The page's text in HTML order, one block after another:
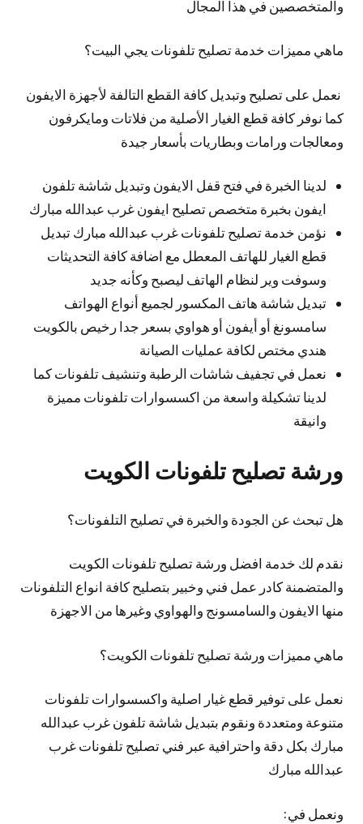
والمتخصصين في هذا المجال
ماهي مميزات خدمة تصليح تلفونات يجي البيت؟
نعمل على تصليح وتبديل كافة القطع التالفة لأجهزة الايفون
كما نوفر كافة قطع الغيار الأصلية من فلاتات ومايكرفون
ومعالجات ورامات وبطاريات بأسعار جيدة
لدينا الخبرة في فتح قفل الايفون وتبديل شاشة تلفون
ايفون بخبرة متخصص تصليح ايفون غرب عبدالله مبارك
نؤمن خدمة تصليح تلفونات غرب عبدالله مبارك تبديل
قطع الغيار للهاتف المعطل مع اضافة كافة التحديثات
وسوفت وير لنظام الهاتف ليصبح وكأنه جديد
تبديل شاشة هاتف المكسور لجميع أنواع الهواتف
سامسونغ أو أيفون أو هواوي بسعر جدا رخيص بالكويت
هندي مختص لكافة عمليات الصيانة
نعمل في تجفيف شاشات الرطبة وتنشيف تلفونات كما
لدينا تشكيلة واسعة من اكسسوارات تلفونات مميزة
وانيقة
ورشة تصليح تلفونات الكويت
هل تبحث عن الجودة والخبرة في تصليح التلفونات؟
نقدم لك خدمة افضل ورشة تصليح تلفونات الكويت
والمتضمنة كادر عمل فني وخبير بتصليح كافة انواع التلفونات
منها الايفون والسامسونج والهواوي وغيرها من الاجهزة
ماهي مميزات ورشة تصليح تلفونات الكويت؟
نعمل على توفير قطع غيار اصلية واكسسوارات تلفونات
متنوعة ومتعددة ونقوم بتبديل شاشة تلفون غرب عبدالله
مبارك بكل دقة واحترافية عبر فني تصليح تلفونات غرب
عبدالله مبارك
ونعمل في: